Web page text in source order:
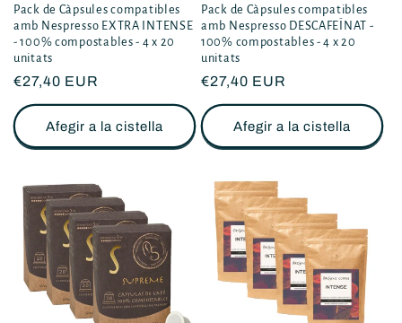
Pack de Càpsules compatibles
amb Nespresso EXTRA INTENSE
- 100% compostables - 4 x 20
unitats
Preu
habitual
€27,40 EUR
Afegir a la cistella
Pack de Càpsules compatibles
amb Nespresso DESCAFEÏNAT -
100% compostables - 4 x 20
unitats
Preu
habitual
€27,40 EUR
Afegir a la cistella